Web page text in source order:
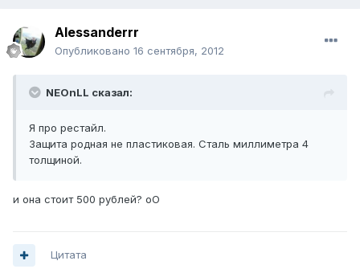
Alessanderrr
Опубликовано 16 сентября, 2012
NEOnLL сказал:
Я про рестайл.
Защита родная не пластиковая. Сталь миллиметра 4
толщиной.
и она стоит 500 рублей? оО
Цитата